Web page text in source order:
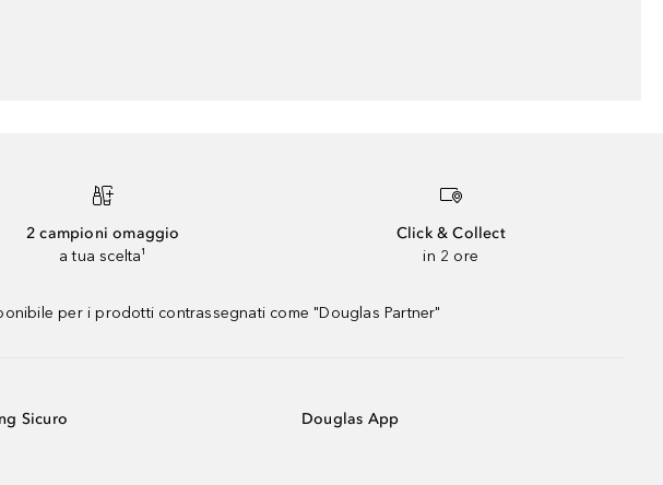
2 campioni omaggio
a tua scelta¹
Click & Collect
in 2 ore
per i prodotti contrassegnati come "Douglas Partner"
Sicuro Douglas App